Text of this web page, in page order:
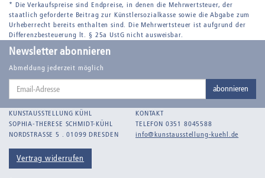
* Die Verkaufspreise sind Endpreise, in denen die Mehrwertsteuer, der
staatlich geforderte Beitrag zur Künstlersozialkasse sowie die Abgabe zum
Urheberrecht bereits enthalten sind. Die Mehrwertsteuer ist aufgrund der
Differenzbesteuerung lt. § 25a UstG nicht ausweisbar.
Newsletter abonnieren
Abmeldung jederzeit möglich
Email-
abonnieren
KUNSTAUSSTELLUNG KÜHL
SOPHIA-THERESE SCHMIDT-KÜHL
NORDSTRASSE 5 . 01099 DRESDEN
Vertrag widerrufen
KONTAKT
TELEFON 0351 8045588
info@kunstausstellung-kuehl.de